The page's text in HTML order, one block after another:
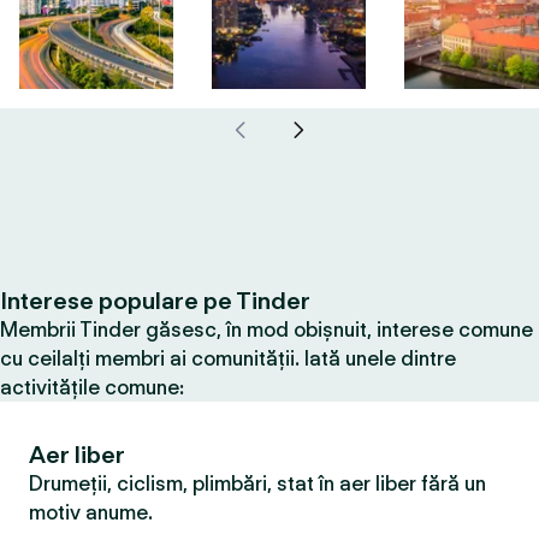
Interese populare pe Tinder
Membrii Tinder găsesc, în mod obișnuit, interese comune
cu ceilalți membri ai comunității. Iată unele dintre
activitățile comune:
Aer liber
Drumeții, ciclism, plimbări, stat în aer liber fără un
motiv anume.